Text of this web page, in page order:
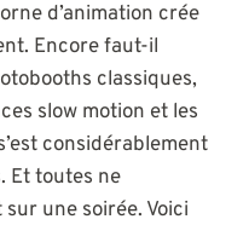
d’animation crée
Encore faut-il
classiques,
slow motion et les
considérablement
Et toutes ne
une soirée. Voici